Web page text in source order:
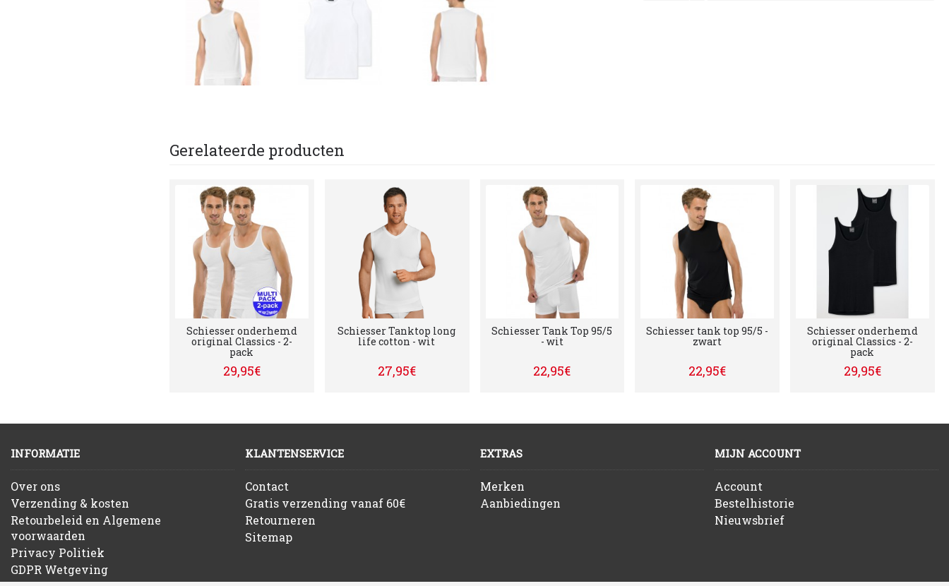
Gerelateerde producten
Schiesser onderhemd
original Classics - 2-
pack
29,95€
Schiesser Tanktop long
life cotton - wit
27,95€
Schiesser Tank Top 95/5
- wit
22,95€
Schiesser tank top 95/5 -
zwart
22,95€
Schiesser onderhemd
original Classics - 2-
pack
29,95€
INFORMATIE
Over ons
Verzending & kosten
Retourbeleid en Algemene
voorwaarden
Privacy Politiek
GDPR Wetgeving
KLANTENSERVICE
Contact
Gratis verzending vanaf 60€
Retourneren
Sitemap
EXTRAS
Merken
Aanbiedingen
MIJN ACCOUNT
Account
Bestelhistorie
Nieuwsbrief